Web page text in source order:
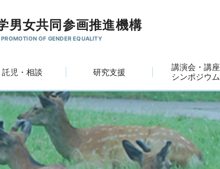
男女共同参画推進機構
PROMOTIONOF GENDER EQUALITY
託児・相談 研究支援
講演会・講座
シンポジウム